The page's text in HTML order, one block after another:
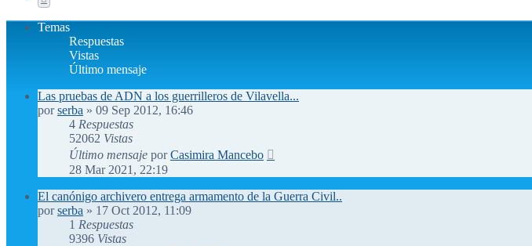
Temas
Respuestas
Vistas
Último mensaje
Las pruebas de ADN a los guerrilleros de Vilavella...
porserba » 09 Sep 2012, 16:46
4 Respuestas
52062 Vistas
Último mensaje porCasimira Mancebo
28 Mar 2021, 22:19
El canónigo archivero entrega armamento de la Guerra Civil..
porserba » 17 Oct 2012, 11:09
1 Respuestas
9396 Vistas